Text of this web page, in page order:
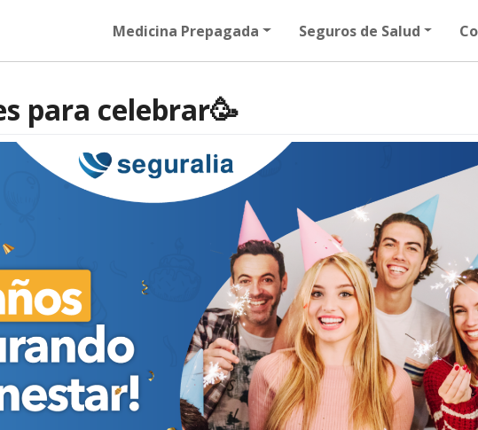
Medicina Prepagada Seguros de Salud
para celebrar🥳